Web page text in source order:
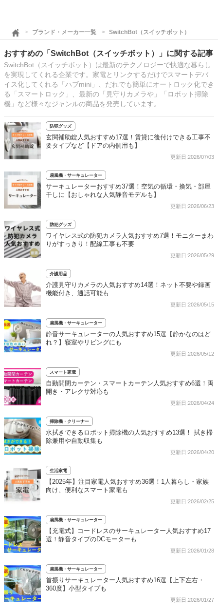
ブランド・メーカー一覧 SwitchBot（スイッチボット）
おすすめの「SwitchBot（スイッチボット）」に関する記事
SwitchBot（スイッチボット）は最新のテクノロジーで快適な暮らし
を実現してくれる企業です。家電とリンクするだけでスマートデバ
イス化してくれる「ハブmini」、だれでも簡単にオートロック化でき
る「スマートロック」、最新の「見守りカメラや」「ロボット掃除
機」など様々なジャンルの商品を発売しています。
防犯グッズ
玄関補助錠人気おすすめ17選！賃貸に後付けできる工事不
要タイプなど【ドアの内側用も】
更新日:2026/07/03
扇風機・サーキュレーター
サーキュレーターおすすめ37選！空気の循環・換気・部屋
干しに【おしゃれな人気静音モデルも】
更新日:2026/06/23
防犯グッズ
ワイヤレス式の防犯カメラ人気おすすめ7選！モニターまわ
りがすっきり！配線工事も不要
更新日:2026/05/29
介護用品
介護見守りカメラの人気おすすめ14選！ネット不要や録画
機能付き、通話可能も
更新日:2026/05/15
扇風機・サーキュレーター
静音サーキュレーターの人気おすすめ15選【静かなのはど
れ？】寝室やリビングにも
更新日:2026/05/12
スマート家電
自動開閉カーテン・スマートカーテン人気おすすめ6選！両
開き・アレクサ対応も
更新日:2026/04/24
掃除機・クリーナー
水拭きできるロボット掃除機の人気おすすめ13選！ 拭き掃
除兼用や自動収集も
更新日:2026/04/20
生活家電
【2025年】注目家電人気おすすめ36選！1人暮らし・家族
向け、便利なスマート家電も
更新日:2026/02/25
扇風機・サーキュレーター
【充電式】コードレスのサーキュレーター人気おすすめ17
選！静音タイプのDCモーターも
更新日:2026/01/28
扇風機・サーキュレーター
首振りサーキュレーター人気おすすめ16選【上下左右・
360度】小型タイプも
更新日:2026/01/27